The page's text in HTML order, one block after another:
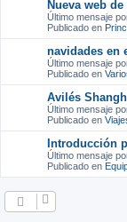
Nueva web
Último mensaje
Publicado en
navidades en
Último mensaje
Publicado en
Avilés
Último mensaje
Publicado en
Introducción
Último mensaje
Publicado en